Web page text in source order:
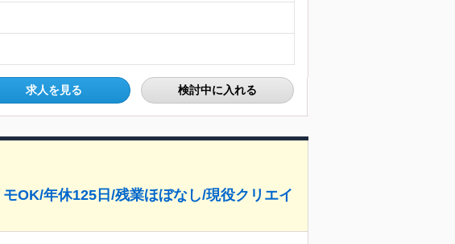
求人を見る 検討中に入れる
OK/年休125日/残業ほぼなし/現役クリエイ